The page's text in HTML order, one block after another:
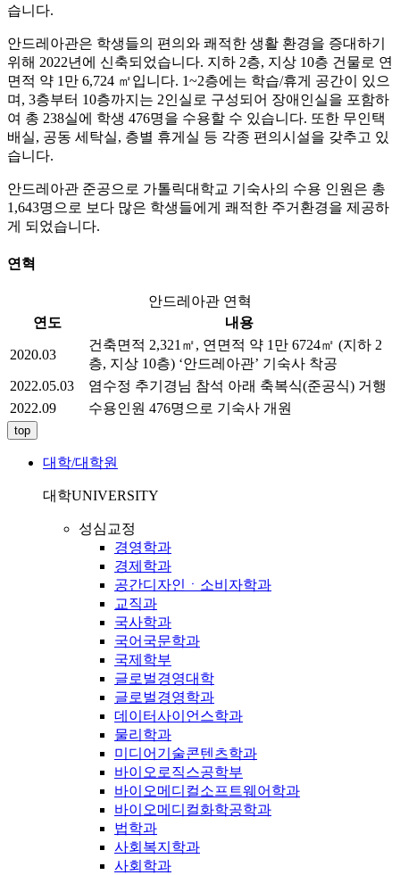
습니다.
안드레아관은 학생들의 편의와 쾌적한 생활 환경을 증대하기
위해 2022년에 신축되었습니다. 지하 2층, 지상 10층 건물로 연
면적 약 1만 6,724 ㎡입니다. 1~2층에는 학습/휴게 공간이 있으
며, 3층부터 10층까지는 2인실로 구성되어 장애인실을 포함하
여 총 238실에 학생 476명을 수용할 수 있습니다. 또한 무인택
배실, 공동 세탁실, 층별 휴게실 등 각종 편의시설을 갖추고 있
습니다.
안드레아관 준공으로 가톨릭대학교 기숙사의 수용 인원은 총
1,643명으로 보다 많은 학생들에게 쾌적한 주거환경을 제공하
게 되었습니다.
연혁
안드레아관 연혁
연도
내용
2020.03
건축면적 2,321㎡, 연면적 약 1만 6724㎡ (지하 2
층, 지상 10층) ‘안드레아관’ 기숙사 착공
2022.05.03
염수정 추기경님 참석 아래 축복식(준공식) 거행
2022.09
수용인원 476명으로 기숙사 개원
top
대학/대학원
대학UNIVERSITY
성심교정
경영학과
경제학과
공간디자인ㆍ소비자학과
교직과
국사학과
국어국문학과
국제학부
글로벌경영대학
글로벌경영학과
데이터사이언스학과
물리학과
미디어기술콘텐츠학과
바이오로직스공학부
바이오메디컬소프트웨어학과
바이오메디컬화학공학과
법학과
사회복지학과
사회학과